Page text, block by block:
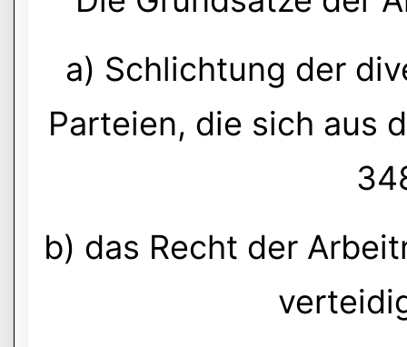
a) Schlichtung der
Parteien, die sich aus
b) das Recht der